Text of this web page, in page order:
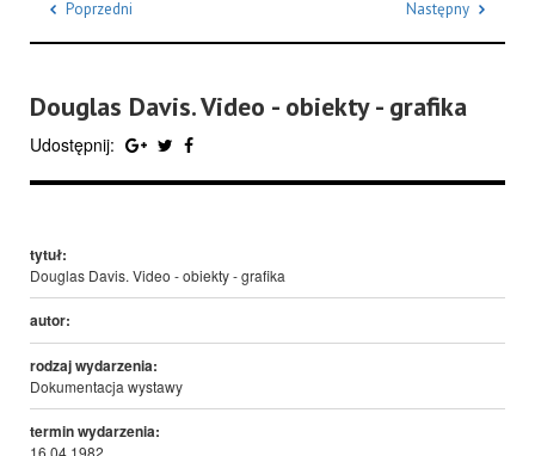
Poprzedni Następny
Douglas Davis. Video - obiekty - grafika
Udostępnij:
tytuł:
Douglas Davis. Video - obiekty - grafika
autor:
rodzaj wydarzenia:
Dokumentacja wystawy
termin wydarzenia:
16.04.1982